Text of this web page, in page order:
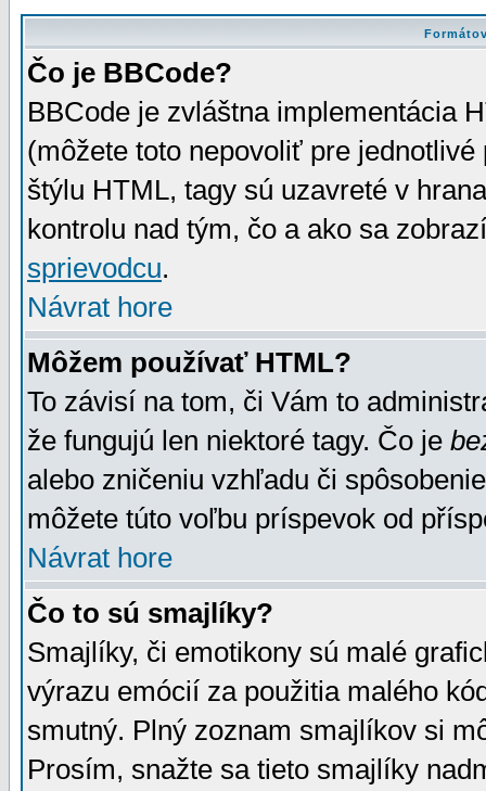
Čo je BBCode?
BBCode je zvláštna implementácia
(môžete toto nepovoliť pre
štýlu HTML, tagy sú uzavreté v
kontrolu nad tým, čo a ako sa
sprievodcu.
Návrat hore
Môžem používať HTML?
To závisí na tom, či Vám to
že fungujú len niektoré tagy. Čo je
alebo zničeniu vzhľadu či
môžete túto voľbu príspevok od
Návrat hore
Čo to sú smajlíky?
Smajlíky, či emotikony sú malé
výrazu emócií za použitia malého
smutný. Plný zoznam smajlíkov si
Prosím, snažte sa tieto smajlíky